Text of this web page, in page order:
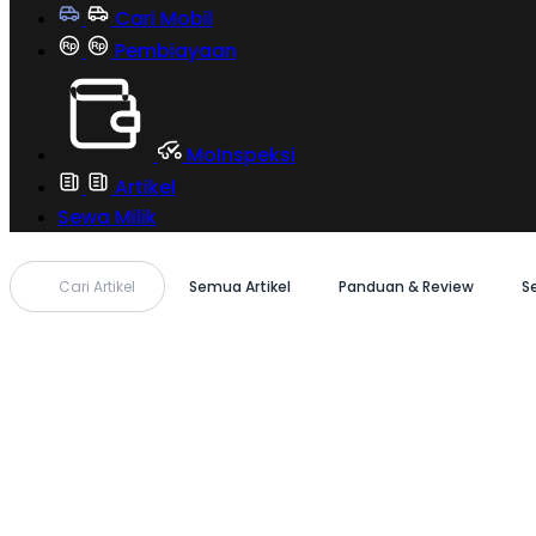
Cari Mobil
Pembiayaan
MoInspeksi
Artikel
Sewa Milik
Cari Artikel Semua Artikel Panduan & Review